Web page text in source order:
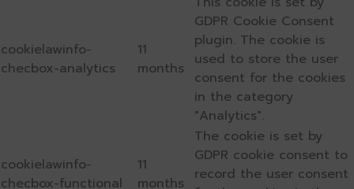
cookielawinfo-
checbox-analytics
11
months
GDPR Cookie Consent
plugin. The cookie is
used to store the user
consent for the cookies
in the category
"Analytics".
cookielawinfo-
checbox-functional
11
months
The cookie is set by
GDPR cookie consent to
record the user consent